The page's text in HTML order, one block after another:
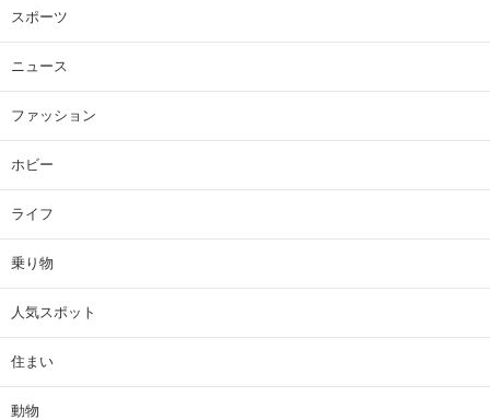
スポーツ
ニュース
ファッション
ホビー
ライフ
乗り物
人気スポット
住まい
動物